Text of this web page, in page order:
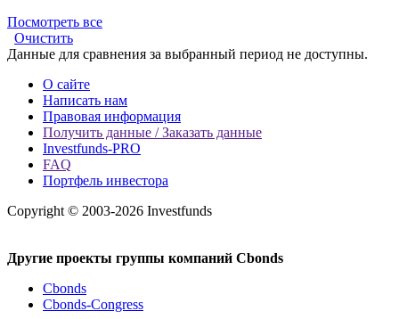
Посмотреть все
Очистить
Данные для сравнения за выбранный период не доступны.
О сайте
Написать нам
Правовая информация
Получить данные / Заказать данные
Investfunds-PRO
FAQ
Портфель инвестора
Copyright © 2003-2026 Investfunds
Другие проекты группы компаний Cbonds
Cbonds
Cbonds-Congress